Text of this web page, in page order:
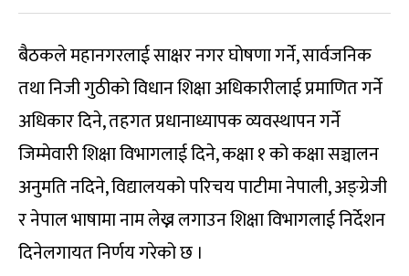
बैठकले महानगरलाई साक्षर नगर घोषणा गर्ने, सार्वजनिक
तथा निजी गुठीको विधान शिक्षा अधिकारीलाई प्रमाणित गर्ने
अधिकार दिने, तहगत प्रधानाध्यापक व्यवस्थापन गर्ने
जिम्मेवारी शिक्षा विभागलाई दिने, कक्षा १ को कक्षा सञ्चालन
अनुमति नदिने, विद्यालयको परिचय पाटीमा नेपाली, अङ्ग्रेजी
र नेपाल भाषामा नाम लेख्न लगाउन शिक्षा विभागलाई निर्देशन
दिनेलगायत निर्णय गरेको छ ।